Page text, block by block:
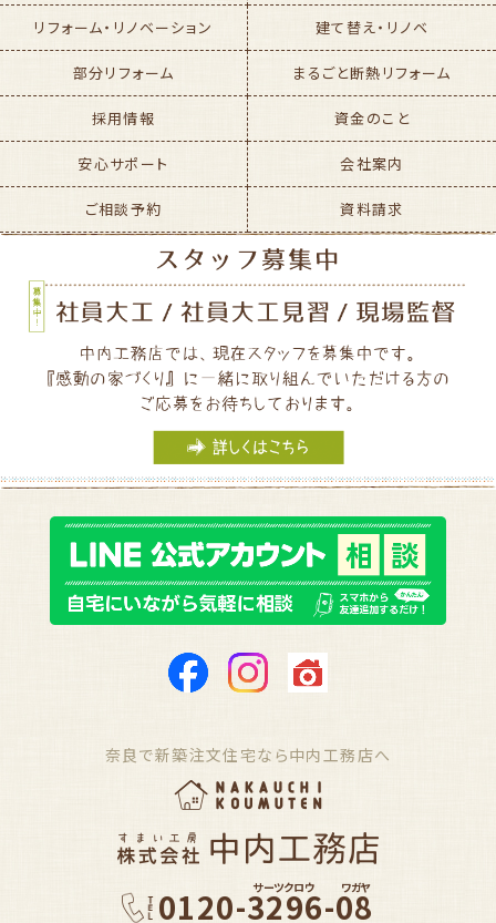
リフォーム・リノベーション 建て替え・リノベ
部分リフォーム まるごと断熱リフォーム
採用情報 資金のこと
安心サポート 会社案内
ご相談予約 資料請求
奈良で新築注文住宅なら中内工務店へ
0120-3296-08
サーツクロウ ワガヤ